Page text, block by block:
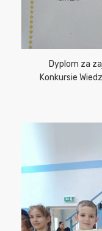
Dyplom za
Konkursie